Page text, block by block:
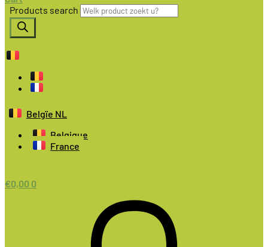
Products search
Belgïe NL
Belgique
France
€0,00 0